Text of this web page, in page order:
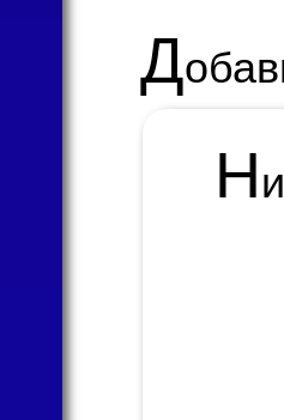
Д
Н